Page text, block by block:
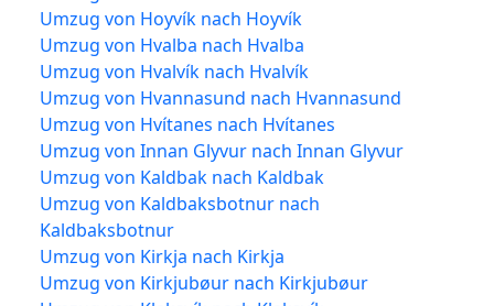
Umzug von Hoyvík nach Hoyvík
Umzug von Hvalba nach Hvalba
Umzug von Hvalvík nach Hvalvík
Umzug von Hvannasund nach Hvannasund
Umzug von Hvítanes nach Hvítanes
Umzug von Innan Glyvur nach Innan Glyvur
Umzug von Kaldbak nach Kaldbak
Umzug von Kaldbaksbotnur nach
Kaldbaksbotnur
Umzug von Kirkja nach Kirkja
Umzug von Kirkjubøur nach Kirkjubøur